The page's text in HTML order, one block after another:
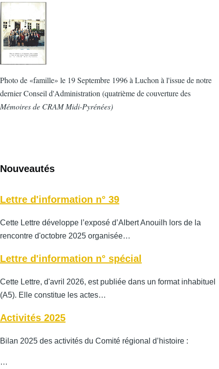
Photo de «famille» le 19 Septembre 1996 à Luchon à l'issue de notre
dernier Conseil d'Administration (quatrième de couverture des
Mémoires de CRAM Midi-Pyrénées)
Nouveautés
Lettre d'information n° 39
Cette Lettre développe l’exposé d’Albert Anouilh lors de la
rencontre d'octobre 2025 organisée…
Lettre d'information n° spécial
Cette Lettre, d'avril 2026, est publiée dans un format inhabituel
(A5). Elle constitue les actes…
Activités 2025
Bilan 2025 des activités du Comité régional d’histoire :
…